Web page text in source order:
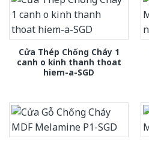
Cửa Thép Chống Cháy 1
canh o kinh thanh thoat
hiem-a-SGD